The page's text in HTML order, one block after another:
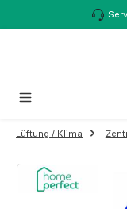
Zum Hauptinhalt
Lüftung / Klima
Bildergalerie